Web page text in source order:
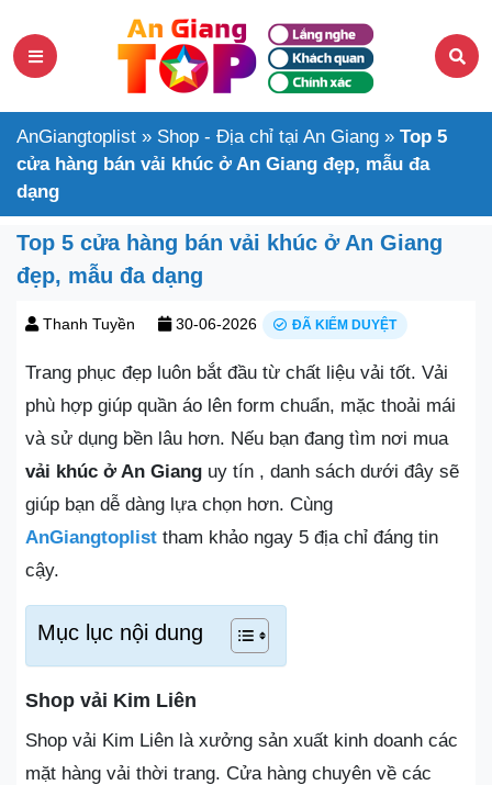
AnGiangtoplist » Shop - Địa chỉ tại An Giang » Top 5
cửa hàng bán vải khúc ở An Giang đẹp, mẫu đa
dạng
Top 5 cửa hàng bán vải khúc ở An Giang
đẹp, mẫu đa dạng
Thanh Tuyền 30-06-2026 ĐÃ KIỂM DUYỆT
Trang phục đẹp luôn bắt đầu từ chất liệu vải tốt. Vải
phù hợp giúp quần áo lên form chuẩn, mặc thoải mái
và sử dụng bền lâu hơn. Nếu bạn đang tìm nơi mua
vải khúc ở An Giang uy tín , danh sách dưới đây sẽ
giúp bạn dễ dàng lựa chọn hơn. Cùng
AnGiangtoplist tham khảo ngay 5 địa chỉ đáng tin
cậy.
Mục lục nội dung
Shop vải Kim Liên
Shop vải Kim Liên là xưởng sản xuất kinh doanh các
mặt hàng vải thời trang. Cửa hàng chuyên về các